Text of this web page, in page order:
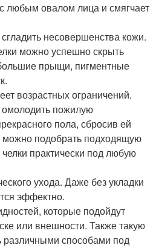
любым овалом лица и смягчает
несовершенства кожи.
можно успешно скрыть
прыщи, пигментные
возрастных ограничений.
пожилую
пола, сбросив ей
можно подобрать подходящую
практически под любую
ухода. Даже без укладки
эффектно.
которые подойдут
или внешности. Также такую
различными способами под